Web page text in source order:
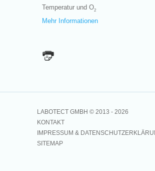
Temperatur und O2
Mehr Informationen
LABOTECT GMBH © 2013 - 2026
KONTAKT
IMPRESSUM &
SITEMAP